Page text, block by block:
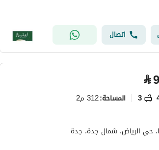
اتصال
⃁
3 المساحة:312 م2
حي الرياض، شمال جدة، جدة